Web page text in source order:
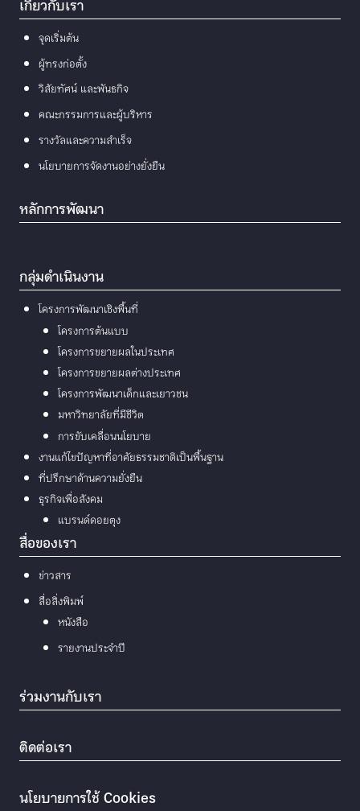
เกี่ยวกับเรา
จุดเริ่มต้น
ผู้ทรงก่อตั้ง
วิสัยทัศน์ และพันธกิจ
คณะกรรมการและผู้บริหาร
รางวัลและความสำเร็จ
นโยบายการจัดงานอย่างยั่งยืน
หลักการพัฒนา
กลุ่มดำเนินงาน
โครงการพัฒนาเชิงพื้นที่
โครงการต้นแบบ
โครงการขยายผลในประเทศ
โครงการขยายผลต่างประเทศ
โครงการพัฒนาเด็กและเยาวชน
มหาวิทยาลัยที่มีชีวิต
การขับเคลื่อนนโยบาย
งานแก้ไขปัญหาที่อาศัยธรรมชาติเป็นพื้นฐาน
ที่ปรึกษาด้านความยั่งยืน
ธุรกิจเพื่อสังคม
แบรนด์ดอยตุง
สื่อของเรา
ข่าวสาร
สื่อสิ่งพิมพ์
หนังสือ
รายงานประจำปี
ร่วมงานกับเรา
ติดต่อเรา
นโยบายการใช้ Cookies